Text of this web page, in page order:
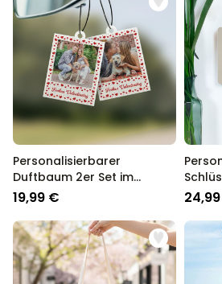
Personalisierbarer
Duftbaum 2er Set im
Polaroid-Look mit Herzen
19,99 €